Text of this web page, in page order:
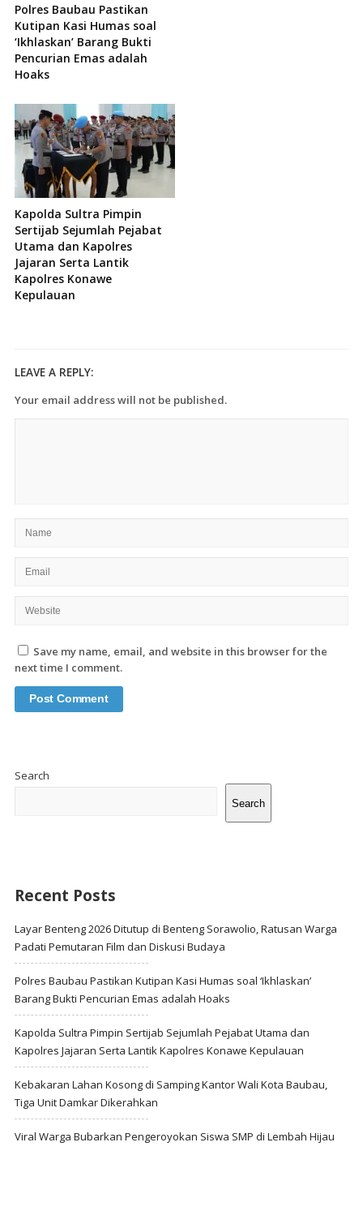
Polres Baubau Pastikan
Kutipan Kasi Humas soal
‘Ikhlaskan’ Barang Bukti
Pencurian Emas adalah
Hoaks
Kapolda Sultra Pimpin
Sertijab Sejumlah Pejabat
Utama dan Kapolres
Jajaran Serta Lantik
Kapolres Konawe
Kepulauan
LEAVE A REPLY:
Your email address will not be published.
Save my name, email, and website in this browser for the
next time I comment.
Search
Search
Recent Posts
Layar Benteng 2026 Ditutup di Benteng Sorawolio, Ratusan Warga
Padati Pemutaran Film dan Diskusi Budaya
Polres Baubau Pastikan Kutipan Kasi Humas soal ‘Ikhlaskan’
Barang Bukti Pencurian Emas adalah Hoaks
Kapolda Sultra Pimpin Sertijab Sejumlah Pejabat Utama dan
Kapolres Jajaran Serta Lantik Kapolres Konawe Kepulauan
Kebakaran Lahan Kosong di Samping Kantor Wali Kota Baubau,
Tiga Unit Damkar Dikerahkan
Viral Warga Bubarkan Pengeroyokan Siswa SMP di Lembah Hijau